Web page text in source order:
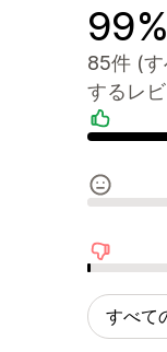
85件 (
するレ
肯定的な
中間的な
否定的な
すべて